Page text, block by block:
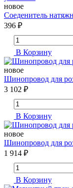
новое
Соеденитель
396 ₽
В Корзину
новое
Шинопровод для
3 102 ₽
В Корзину
новое
Шинопровод для
1 914 ₽
В Корзину